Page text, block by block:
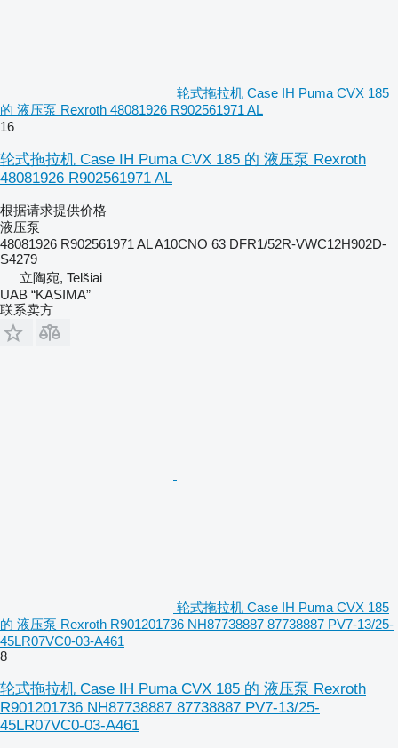
轮式拖拉机 Case IH Puma CVX 185
的 液压泵 Rexroth 48081926 R902561971 AL
16
轮式拖拉机 Case IH Puma CVX 185 的 液压泵 Rexroth
48081926 R902561971 AL
根据请求提供价格
液压泵
48081926 R902561971 AL A10CNO 63 DFR1/52R-VWC12H902D-
S4279
立陶宛, Telšiai
UAB “KASIMA”
联系卖方
轮式拖拉机 Case IH Puma CVX 185
的 液压泵 Rexroth R901201736 NH87738887 87738887 PV7-13/25-
45LR07VC0-03-A461
8
轮式拖拉机 Case IH Puma CVX 185 的 液压泵 Rexroth
R901201736 NH87738887 87738887 PV7-13/25-
45LR07VC0-03-A461